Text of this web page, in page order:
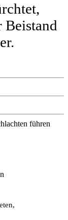
führen